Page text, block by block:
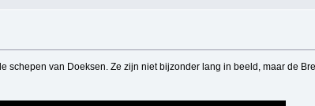
schepen van Doeksen. Ze zijn niet bijzonder lang in beeld, maar de